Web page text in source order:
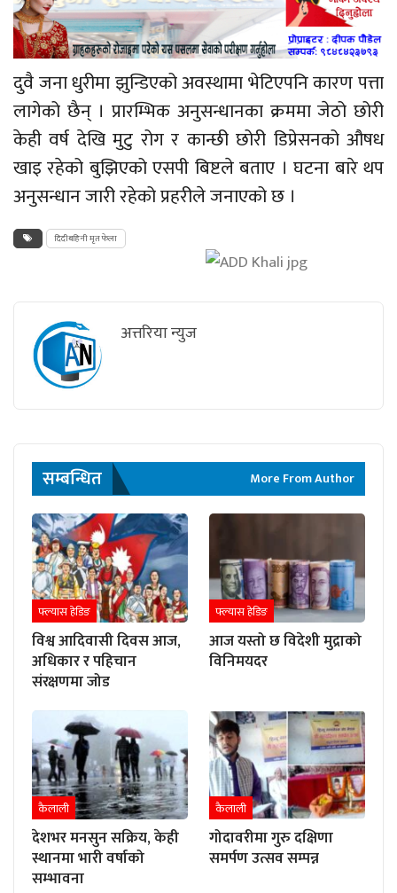
दुवै जना धुरीमा झुन्डिएको अवस्थामा भेटिएपनि कारण पत्ता
लागेको छैन् । प्रारम्भिक अनुसन्धानका क्रममा जेठो छोरी
केही वर्ष देखि मुटु रोग र कान्छी छोरी डिप्रेसनको औषध
खाइरहेको बुझिएको एसपी बिष्टले बताए । घटना बारे थप
अनुसन्धान जारी रहेको प्रहरीले जनाएको छ ।
दिदीबहिनी मृत फेला
अत्तरिया न्युज
सम्बन्धित More From Author
फ्ल्यास हेडिङ
विश्व आदिवासी दिवस आज,
अधिकार र पहिचान
संरक्षणमा जोड
फ्ल्यास हेडिङ
आज यस्तो छ विदेशी मुद्राको
विनिमयदर
कैलाली
देशभर मनसुन सक्रिय, केही
स्थानमा भारी वर्षाको
सम्भावना
कैलाली
गोदावरीमा गुरु दक्षिणा
समर्पण उत्सव सम्पन्न